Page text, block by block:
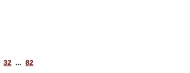
32 ... 82